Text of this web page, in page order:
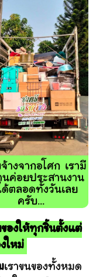
างจากอโศก เรามี
นค่อยประสานงาน
ด้ตลอดทั้งวันเลย
ครับ...
องให้ทุกชิ้นตั้งแต่
ใหม่
เราขนของทั้งหมด